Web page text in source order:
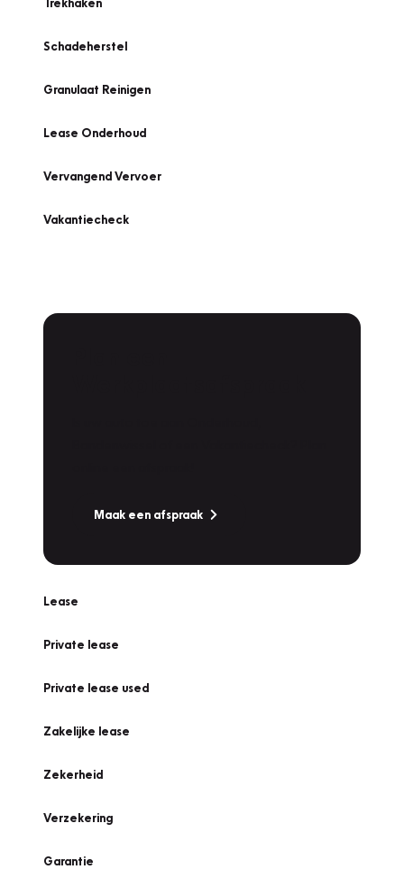
Schadeherstel
Granulaat Reinigen
Lease Onderhoud
Vervangend Vervoer
Vakantiecheck
Maak een afspraak
Lease
Private lease
Private lease used
Zakelijke lease
Zekerheid
Verzekering
Garantie